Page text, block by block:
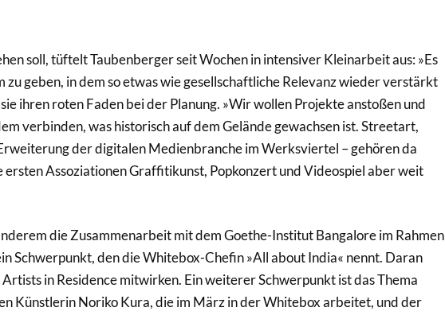
soll, tüftelt Taubenberger seit Wochen in intensiver Kleinarbeit aus: »Es
zu geben, in dem so etwas wie gesellschaftliche Relevanz wieder verstärkt
ihren roten Faden bei der Planung. »Wir wollen Projekte anstoßen und
verbinden, was historisch auf dem Gelände gewachsen ist. Streetart,
der digitalen Medienbranche im Werksviertel – gehören da
ersten Assoziationen Graffitikunst, Popkonzert und Videospiel aber weit
die Zusammenarbeit mit dem Goethe-Institut Bangalore im Rahmen
Schwerpunkt, den die Whitebox-Chefin »All about India« nennt. Daran
in Residence mitwirken. Ein weiterer Schwerpunkt ist das Thema
Künstlerin Noriko Kura, die im März in der Whitebox arbeitet, und der